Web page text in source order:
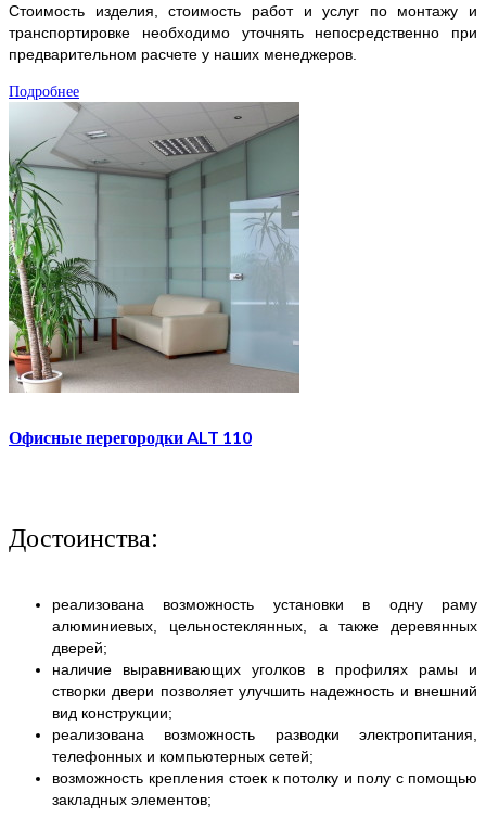
Стоимость изделия, стоимость работ и услуг по монтажу и
транспортировке необходимо уточнять непосредственно при
предварительном расчете у наших менеджеров.
Подробнее
Офисные перегородки ALT 110
Достоинства:
реализована возможность установки в одну раму
алюминиевых, цельностеклянных, а также деревянных
дверей;
наличие выравнивающих уголков в профилях рамы и
створки двери позволяет улучшить надежность и внешний
вид конструкции;
реализована возможность разводки электропитания,
телефонных и компьютерных сетей;
возможность крепления стоек к потолку и полу с помощью
закладных элементов;